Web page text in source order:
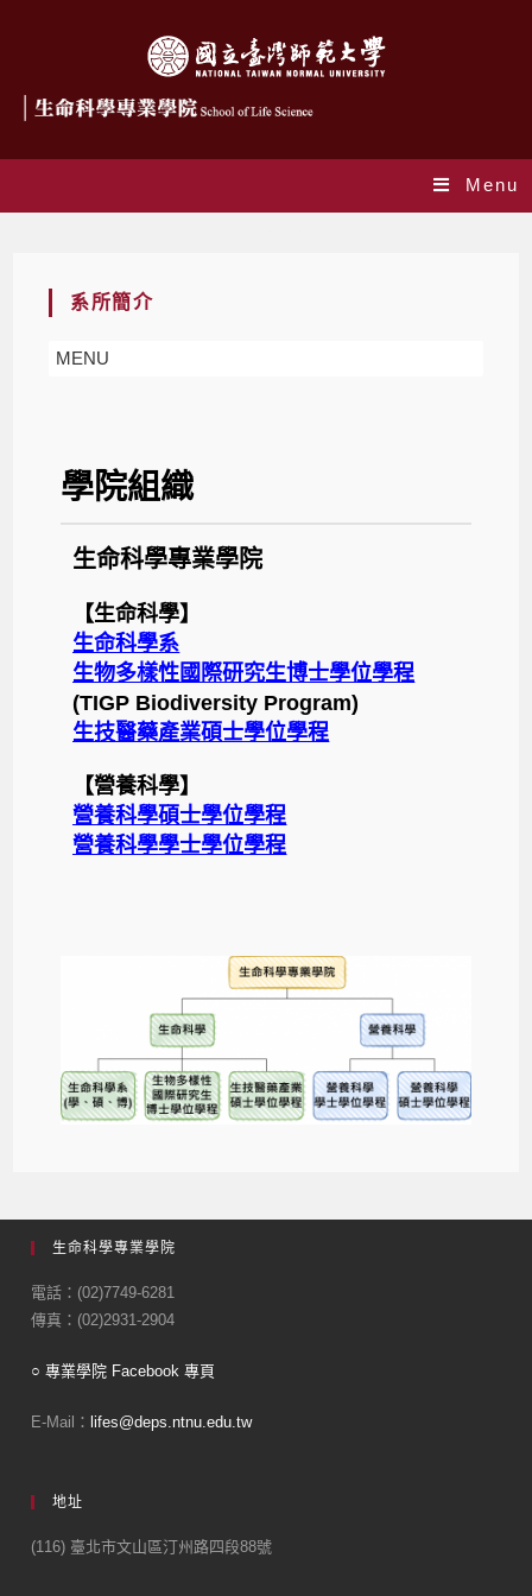
Menu
系所簡介
MENU
學院組織
生命科學專業學院
【生命科學】
生命科學系
生物多樣性國際研究生博士學位學程
(TIGP Biodiversity Program)
生技醫藥產業碩士學位學程
【營養科學】
營養科學碩士學位學程
營養科學學士學位學程
生命科學專業學院
電話：(02)7749-6281
傳真：(02)2931-2904
○ 專業學院 Facebook 專頁
E-Mail： lifes@deps.ntnu.edu.tw
地址
(116) 臺北市文山區汀州路四段88號